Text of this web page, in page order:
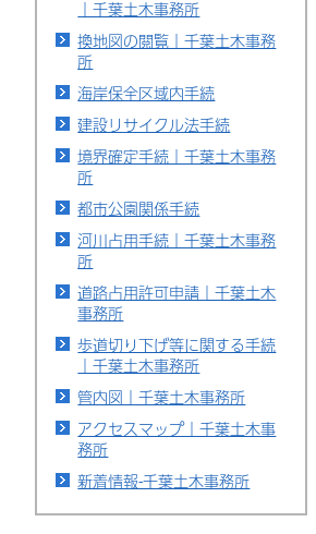
｜千葉土木事務所
換地図の閲覧｜千葉土木事務
所
海岸保全区域内手続
建設リサイクル法手続
境界確定手続｜千葉土木事務
所
都市公園関係手続
河川占用手続｜千葉土木事務
所
道路占用許可申請｜千葉土木
事務所
歩道切り下げ等に関する手続
｜千葉土木事務所
管内図｜千葉土木事務所
アクセスマップ｜千葉土木事
務所
新着情報-千葉土木事務所